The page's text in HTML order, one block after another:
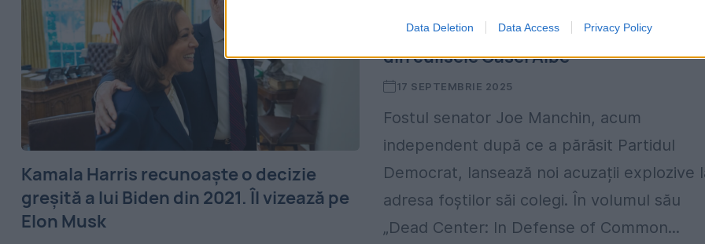
Data Deletion Data Access Privacy Policy
Kamala Harris recunoaște o decizie
greșită a lui Biden din 2021. Îl vizează pe
Elon Musk
Biden, atacat de un fost aliat.
din culisele Casei Albe
17 SEPTEMBRIE 2025
Fostul senator Joe Manchin, acum
independent după ce a părăsit Partidul
Democrat, lansează noi acuzații explozive
adresa foștilor săi colegi. În volumul său
„Dead Center: In Defense of Common...